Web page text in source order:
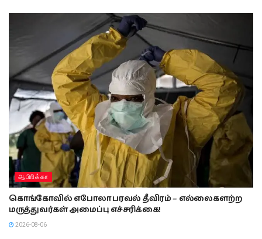
ஆபிாிக்கா
கொங்கோவில் எபோலா பரவல் தீவிரம் – எல்லைகளற்ற
மருத்துவர்கள் அமைப்பு எச்சரிக்கை!
2026-08-06